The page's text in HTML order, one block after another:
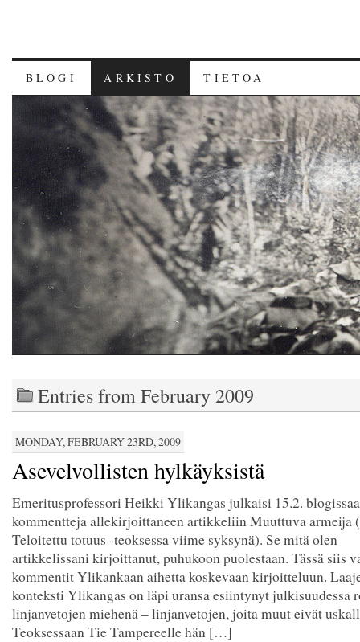
BLOGI ARKISTO TIETOA
Entries from February 2009
MONDAY, FEBRUARY 23RD, 2009
Asevelvollisten hylkäyksistä
Emeritusprofessori Heikki Ylikangas julkaisi 15.2.
kommentteja allekirjoittaneen artikkeliin Muuttuva armeija
Teloitettu totuus -teoksessa viime syksynä). Se mitä olen
artikkelissani kirjoittanut, puhukoon puolestaan. Tässä siis
kommentit Ylikankaan aihetta koskevaan kirjoitteluun.
konteksti Ylikangas on läpi uransa esiintynyt julkisuudessa
linjanvetojen miehenä – linjanvetojen, joita muut eivät
Teoksessaan Tie Tampereelle hän […]